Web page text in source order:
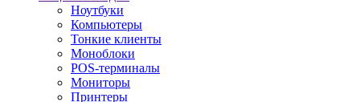
Ноутбуки
Компьютеры
Тонкие клиенты
Моноблоки
POS-терминалы
Мониторы
Принтеры